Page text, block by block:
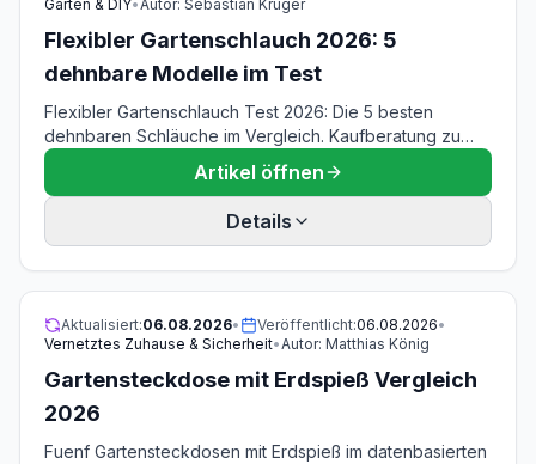
Garten & DIY•Autor: Sebastian Krüger
Flexibler Gartenschlauch 2026: 5
dehnbare Modelle im Test
Flexibler Gartenschlauch Test 2026: Die 5 besten
dehnbaren Schläuche im Vergleich. Kaufberatung zu
Material, Länge, Wasserdruck und Haltbarkeit.
Artikel öffnen
Details
Aktualisiert:06.08.2026• Veröffentlicht:06.08.2026•
Vernetztes Zuhause & Sicherheit•Autor: Matthias König
Gartensteckdose mit Erdspieß Vergleich
2026
Fuenf Gartensteckdosen mit Erdspieß im datenbasierten